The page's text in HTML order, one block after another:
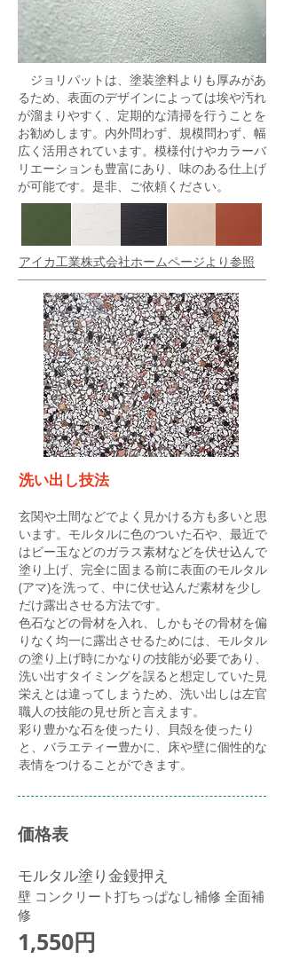
価格表
モルタル塗り金鏝押え
壁 コンクリート打ちっぱなし補修 全面補
修
1,550円
洗い出し技法
玄関や土間などでよく見かける方も多いと思
います。モルタルに色のついた石や、最近で
はビー玉などのガラス素材などを伏せ込んで
塗り上げ、完全に固まる前に表面のモルタル
(アマ)を洗って、中に伏せ込んだ素材を少し
だけ露出させる方法です。
色石などの骨材を入れ、しかもその骨材を偏
りなく均一に露出させるためには、モルタル
の塗り上げ時にかなりの技能が必要であり、
洗い出すタイミングを誤ると想定していた見
栄えとは違ってしまうため、洗い出しは左官
職人の技能の見せ所と言えます。
​彩り豊かな石を使ったり、貝殻を使ったり
と、バラエティー豊かに、床や壁に個性的な
表情をつけることができます。
ジョリパットは、塗装塗料よりも厚みがあ
るため、表面のデザインによっては埃や汚れ
が溜まりやすく、定期的な清掃を行うことを
お勧めします。内外問わず、規模問わず、幅
広く活用されています。模様付けやカラーバ
リエーションも豊富にあり、味のある仕上げ
が可能です。是非、ご依頼ください。
アイカ工業株式会社ホームページより参照